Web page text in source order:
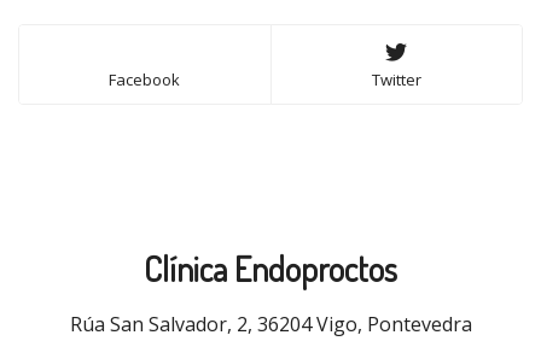
Facebook Twitter
Clínica Endoproctos
Rúa San Salvador, 2, 36204 Vigo, Pontevedra